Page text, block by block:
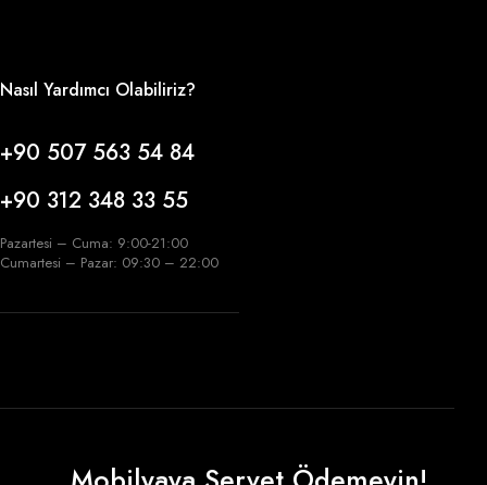
Nasıl Yardımcı Olabiliriz?
+90 507 563 54 84
+90 312 348 33 55
Pazartesi – Cuma: 9:00-21:00
Cumartesi – Pazar: 09:30 – 22:00